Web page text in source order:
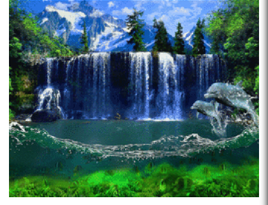
ЧЕХРАХОИ АСЛИИ МИРЗО
ТУРСУНЗОДА
Мирзо Турсунзода-
"Кахрамони Точикистон"
ШИНОХТ ДАР ЗАМИНАИ ЭЪТИҚОД ВА ЭЪТИРОФ
ФИРДАВСӢ ВА ДАҚИҚӢ
ҚАСИДАИ ГУМШУДАИ РӮДАКӢ ШАМСИДДИН
МУҲАММАДӢ.
ПРЕДПОСЫЛКИ СТАНОВЛЕНИЯ
ФИЛОЛОГИЧЕСКОГО РОМАНА В ТАДЖИКСКОЙ
МУРУВВАТИЁН ДЖ. ДЖ.
Страницы